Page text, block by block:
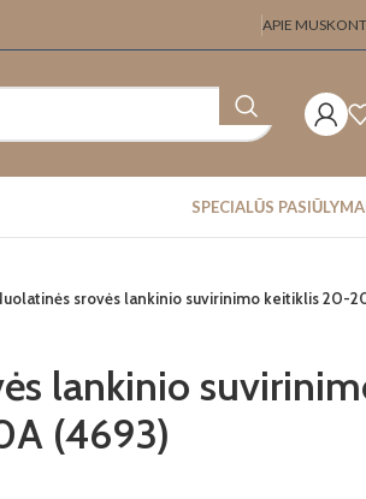
APIE MUS
SPECIALŪS
srovės lankinio suvirinimo keitiklis 20-
lankinio
(4693)